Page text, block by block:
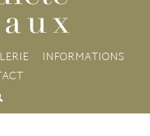
INFORMATIONS